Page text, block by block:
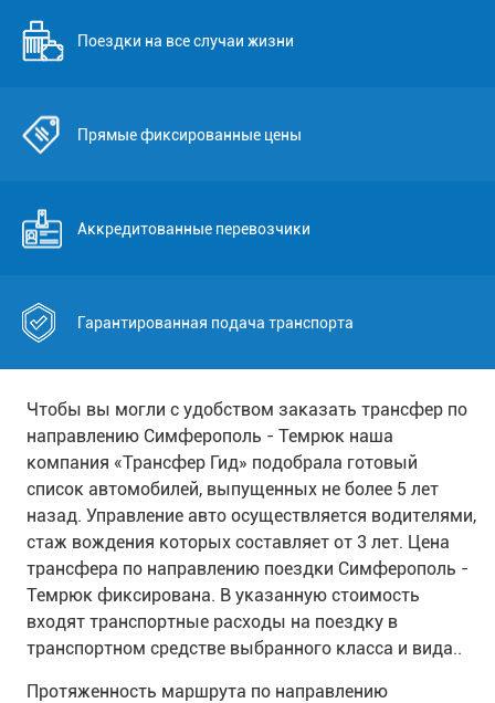
Поездки на все случаи жизни
Прямые фиксированные цены
Аккредитованные перевозчики
Гарантированная подача транспорта
Чтобы вы могли с удобством заказать трансфер по
направлению Симферополь - Темрюк наша
компания «Трансфер Гид» подобрала готовый
список автомобилей, выпущенных не более 5 лет
назад. Управление авто осуществляется водителями,
стаж вождения которых составляет от 3 лет. Цена
трансфера по направлению поездки Симферополь -
Темрюк фиксирована. В указанную стоимость
входят транспортные расходы на поездку в
транспортном средстве выбранного класса и вида..
Протяженность маршрута по направлению